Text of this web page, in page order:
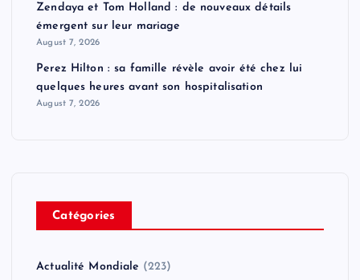
Zendaya et Tom Holland : de nouveaux détails
émergent sur leur mariage
August 7, 2026
Perez Hilton : sa famille révèle avoir été chez lui
quelques heures avant son hospitalisation
August 7, 2026
Catégories
Actualité Mondiale (223)